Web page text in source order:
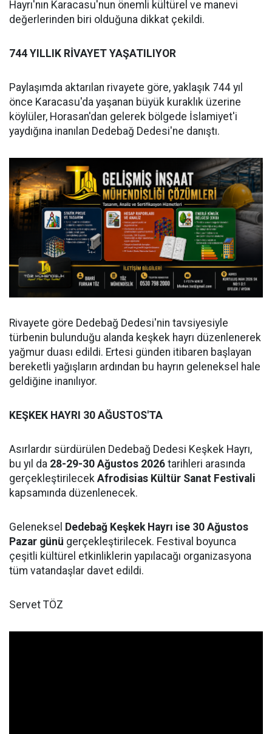
Hayrı'nın Karacasu'nun önemli kültürel ve manevi
değerlerinden biri olduğuna dikkat çekildi.
744 YILLIK RİVAYET YAŞATILIYOR
Paylaşımda aktarılan rivayete göre, yaklaşık 744 yıl
önce Karacasu'da yaşanan büyük kuraklık üzerine
köylüler, Horasan'dan gelerek bölgede İslamiyet'i
yaydığına inanılan Dedebağ Dedesi'ne danıştı.
Rivayete göre Dedebağ Dedesi'nin tavsiyesiyle
türbenin bulunduğu alanda keşkek hayrı düzenlenerek
yağmur duası edildi. Ertesi günden itibaren başlayan
bereketli yağışların ardından bu hayrın geleneksel hale
geldiğine inanılıyor.
KEŞKEK HAYRI 30 AĞUSTOS'TA
Asırlardır sürdürülen Dedebağ Dedesi Keşkek Hayrı,
bu yıl da 28-29-30 Ağustos 2026 tarihleri arasında
gerçekleştirilecek Afrodisias Kültür Sanat Festivali
kapsamında düzenlenecek.
Geleneksel Dedebağ Keşkek Hayrı ise 30 Ağustos
Pazar günü gerçekleştirilecek. Festival boyunca
çeşitli kültürel etkinliklerin yapılacağı organizasyona
tüm vatandaşlar davet edildi.
Servet TÖZ